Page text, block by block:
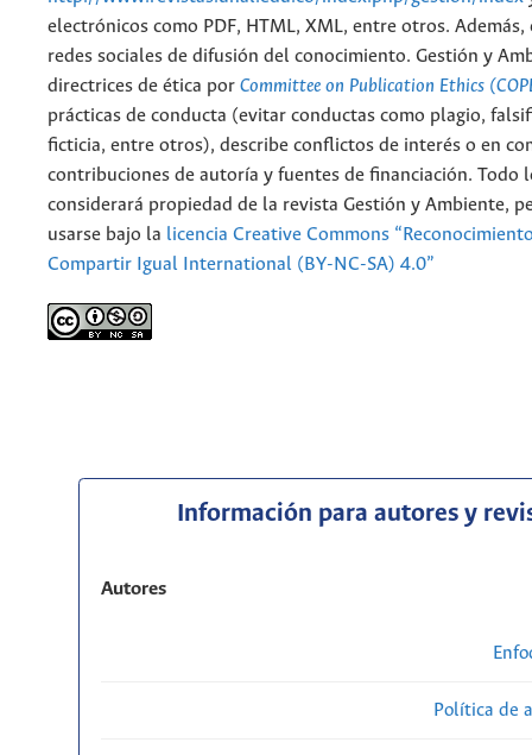
electrónicos como PDF, HTML, XML, entre otros.
redes sociales de difusión del conocimiento. Gestión y
directrices de ética por Committee on Publication Ethics
prácticas de conducta (evitar conductas como plagio,
ficticia, entre otros), describe conflictos de interés o en
contribuciones de autoría y fuentes de financiación. Todo
considerará propiedad de la revista Gestión y Ambiente,
usarse bajo la licencia Creative Commons
Compartir Igual International (BY-NC-SA) 4.0”
Información para autores y
Autores
Política de